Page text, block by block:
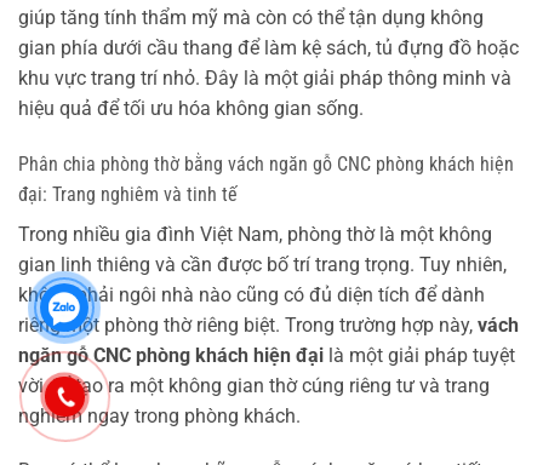
giúp tăng tính thẩm mỹ mà còn có thể tận dụng không
gian phía dưới cầu thang để làm kệ sách, tủ đựng đồ hoặc
khu vực trang trí nhỏ. Đây là một giải pháp thông minh và
hiệu quả để tối ưu hóa không gian sống.
Phân chia phòng thờ bằng vách ngăn gỗ CNC phòng khách hiện
đại: Trang nghiêm và tinh tế
Trong nhiều gia đình Việt Nam, phòng thờ là một không
gian linh thiêng và cần được bố trí trang trọng. Tuy nhiên,
không phải ngôi nhà nào cũng có đủ diện tích để dành
riêng một phòng thờ riêng biệt. Trong trường hợp này, vách
ngăn gỗ CNC phòng khách hiện đại là một giải pháp tuyệt
vời để tạo ra một không gian thờ cúng riêng tư và trang
nghiêm ngay trong phòng khách.